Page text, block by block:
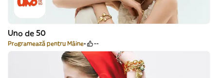
Uno de 50
Programează pentru Mâine --